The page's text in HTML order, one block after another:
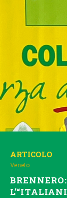
ARTICOLO
Veneto